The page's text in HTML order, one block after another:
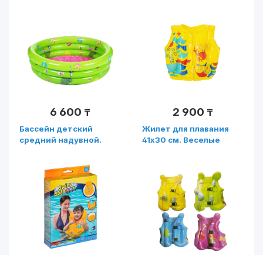
6 600 ₸
Бассейн детский
средний надувной.
2 900 ₸
Жилет для плавания
41x30 см. Веселые
32069